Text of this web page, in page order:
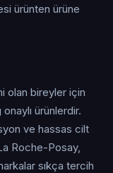
ürünten ürüne
olan bireyler için
ürünlerdir.
ve hassas cilt
Roche-Posay,
sıkça tercih